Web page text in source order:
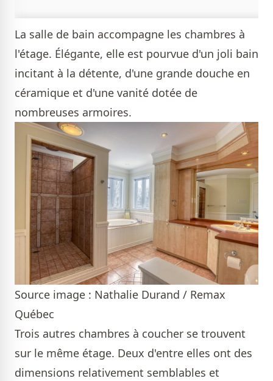
La salle de bain accompagne les chambres à
l'étage. Élégante, elle est pourvue d'un joli bain
incitant à la détente, d'une grande douche en
céramique et d'une vanité dotée de
nombreuses armoires.
Source image : Nathalie Durand / Remax
Québec
Trois autres chambres à coucher se trouvent
sur le même étage. Deux d'entre elles ont des
dimensions relativement semblables et